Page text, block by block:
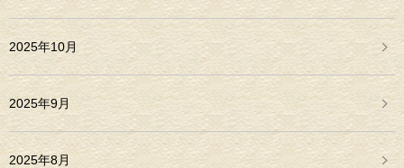
2025年10月
2025年9月
2025年8月